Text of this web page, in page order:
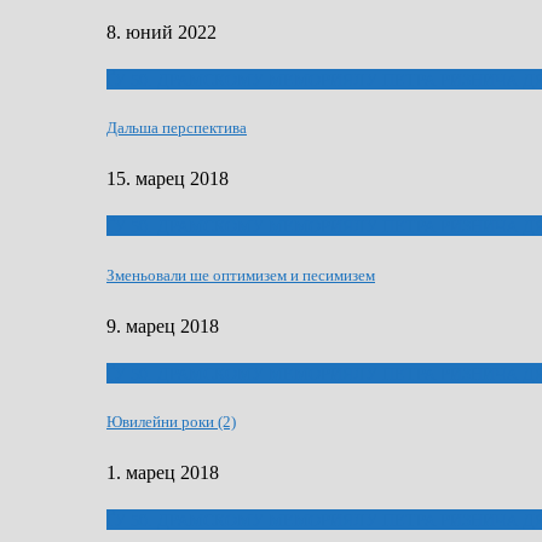
8. юний 2022
Дальша перспектива
15. марец 2018
Зменьовали ше оптимизем и песимизем
9. марец 2018
Ювилейни роки (2)
1. марец 2018